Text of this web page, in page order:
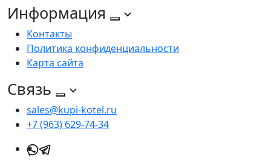
Информация
Контакты
Политика конфиденциальности
Карта сайта
Связь
sales@kupi-kotel.ru
+7 (963) 629-74-34